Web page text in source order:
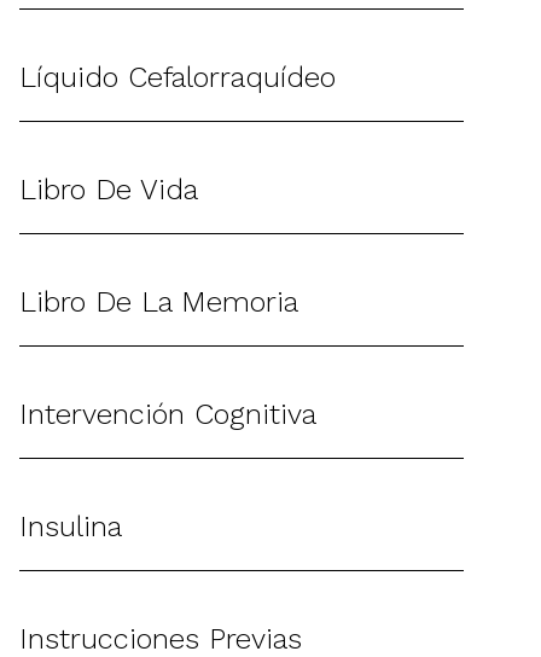
Líquido Cefalorraquídeo
Libro De Vida
Libro De La Memoria
Intervención Cognitiva
Insulina
Instrucciones Previas